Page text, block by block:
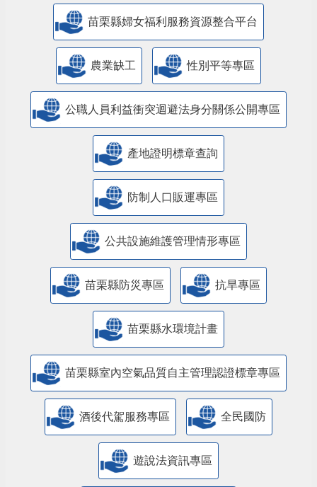
苗栗縣婦女福利服務資源整合平台
農業缺工 性別平等專區
公職人員利益衝突迴避法身分關係公開專區
產地證明標章查詢
防制人口販運專區
​公共設施維護管理情形專區
苗栗縣防災專區 抗旱專區
苗栗縣水環境計畫
苗栗縣室內空氣品質自主管理認證標章專區
酒後代駕服務專區 全民國防
遊說法資訊專區